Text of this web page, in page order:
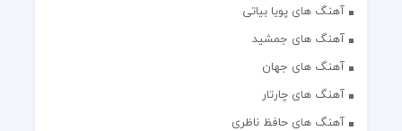
آهنگ های پویا بیاتی
آهنگ های جمشید
آهنگ های جهان
آهنگ های چارتار
آهنگ های حافظ ناظری